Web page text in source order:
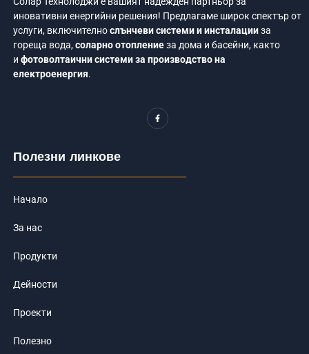
иновативни енергийни решения! Предлагаме широк спектър от
услуги, включителнослънчеви системи и инсталацииза
гореща вода,соларно отоплениеза дома и басейни, както
и фотоволтаични системи за производство на
електроенергия.
F
a
c
f
Полезни линкове
Начало
За нас
Продукти
Дейности
Проекти
Полезно